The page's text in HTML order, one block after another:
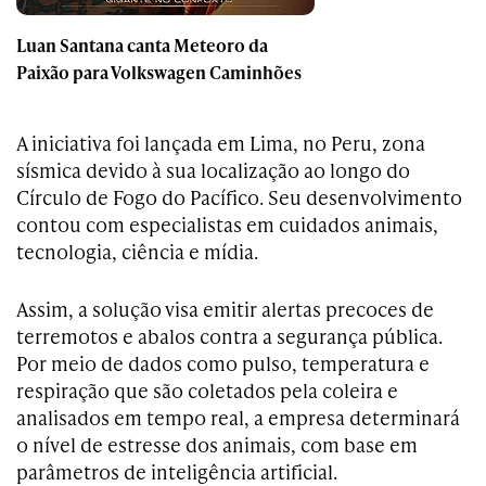
Luan Santana canta Meteoro da
Paixão para Volkswagen Caminhões
A iniciativa foi lançada em Lima, no Peru, zona
sísmica devido à sua localização ao longo do
Círculo de Fogo do Pacífico. Seu desenvolvimento
contou com especialistas em cuidados animais,
tecnologia, ciência e mídia.
Assim, a solução visa emitir alertas precoces de
terremotos e abalos contra a segurança pública.
Por meio de dados como pulso, temperatura e
respiração que são coletados pela coleira e
analisados em tempo real, a empresa determinará
o nível de estresse dos animais, com base em
parâmetros de inteligência artificial.